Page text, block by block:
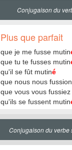
Conjugaison du
Plus que parfait
que je me fusse mutin
que tu te fusses mutin
qu'il se fût mutiné
que nous nous
que vous vous fussiez
qu'ils se fussent mutin
Conjugaison du verbe